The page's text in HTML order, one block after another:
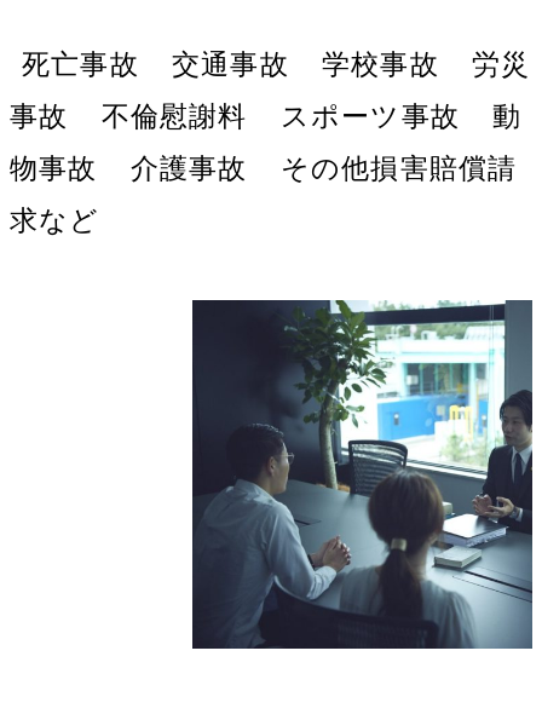
死亡事故 交通事故 学校事故
労災
事故
不倫慰謝料 スポーツ事故
動
物事故
介護事故
その他損害賠償請
求など